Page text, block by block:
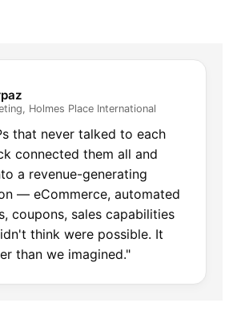
Holmes Place International
that never talked to each
connected them all and
a revenue-generating
— eCommerce, automated
coupons, sales capabilities
think were possible. It
than we imagined."